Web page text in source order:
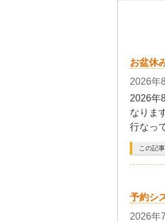
お盆休
2026年
2026年
なりま
行なっ
この記
予約シ
2026年